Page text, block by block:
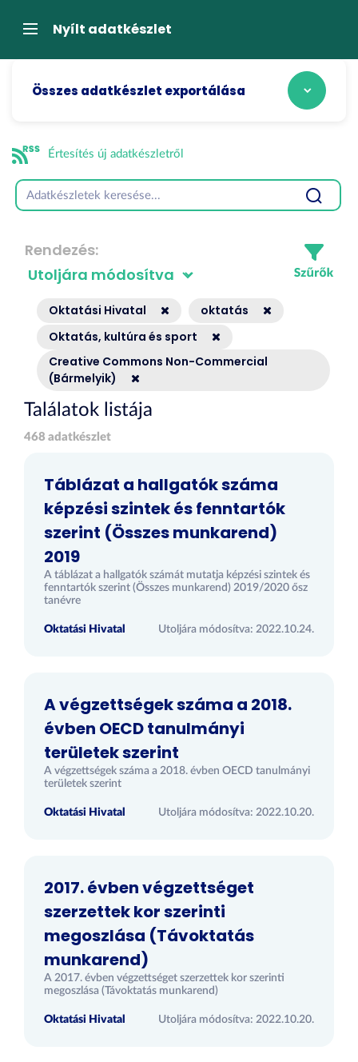
átugrásaNavigációNyílt adatkészlet
Összes adatkészlet exportálása
Értesítés új adatkészletről
Rendezés
Oktatási Hivatal
oktatás
Oktatás, kultúra és sport
Creative Commons Non-Commercial
(Bármelyik)
Találatok listája
468 adatkészlet
Táblázat a hallgatók száma
képzési szintek és fenntartók
szerint (Összes munkarend)
2019
A táblázat a hallgatók számát mutatja képzési szintek és
fenntartók szerint (Összes munkarend) 2019/2020 ősz
tanévre
Oktatási Hivatal Utoljára módosítva: 2022.10.24.
A végzettségek száma a 2018.
évben OECD tanulmányi
területek szerint
A végzettségek száma a 2018. évben OECD tanulmányi
területek szerint
Oktatási Hivatal Utoljára módosítva: 2022.10.20.
2017. évben végzettséget
szerzettek kor szerinti
megoszlása (Távoktatás
munkarend)
A 2017. évben végzettséget szerzettek kor szerinti
megoszlása (Távoktatás munkarend)
Oktatási Hivatal Utoljára módosítva: 2022.10.20.